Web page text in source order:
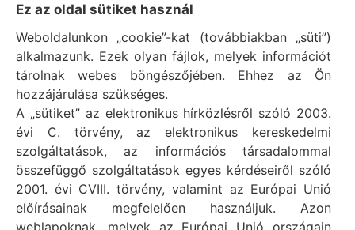
Adószám: 15727079-2-07
Adatvédelmi tájékoztató
Felelős: Bechtold Tamás polgármester
Cím: H-2473 Vál, Vajda János utca 2.
Telefon: +36 (22) 353-411
E-mail: polgarmester@val.hu
Elérhetőségek
+36 (22) 353-411
Ez az oldal sütiket használ
Weboldalunkon „cookie”-kat (továbbiakban „süti”)
alkalmazunk. Ezek olyan fájlok, melyek információt
tárolnak webes böngészőjében. Ehhez az Ön
hozzájárulása szükséges.
A „sütiket” az elektronikus hírközlésről szóló 2003.
évi C. törvény, az elektronikus kereskedelmi
szolgáltatások, az információs társadalommal
összefüggő szolgáltatások egyes kérdéseiről szóló
2001. évi CVIII. törvény, valamint az Európai Unió
előírásainak megfelelően használjuk. Azon
weblapoknak, melyek az Európai Unió országain